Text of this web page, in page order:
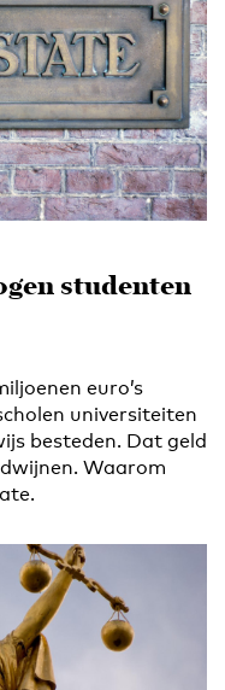
studenten
euro’s
universiteiten
besteden. Dat geld
Waarom